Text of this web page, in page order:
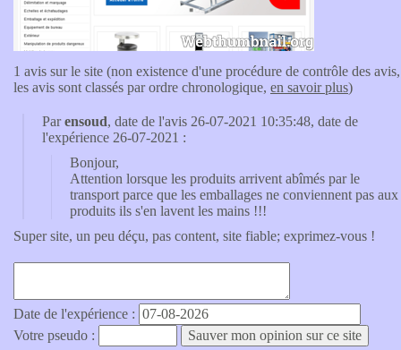
1 avis sur le site (non existence d'une procédure de contrôle des avis,
les avis sont classés par ordre chronologique, en savoir plus)
Parensoud, date de l'avis 26-07-2021 10:35:48, date de
l'expérience 26-07-2021 :
Bonjour,
Attention lorsque les produits arrivent abîmés par le
transport parce que les emballages ne conviennent pas aux
produits ils s'en lavent les mains !!!
Super site, un peu déçu, pas content, site fiable; exprimez-vous !
Date de l'expérience :
Votre pseudo :